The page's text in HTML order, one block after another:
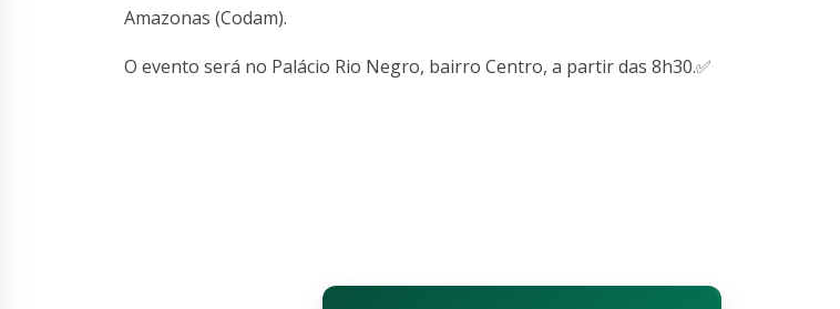
Amazonas (Codam).
O evento será no Palácio Rio Negro, bairro Centro, a partir das 8h30.✅